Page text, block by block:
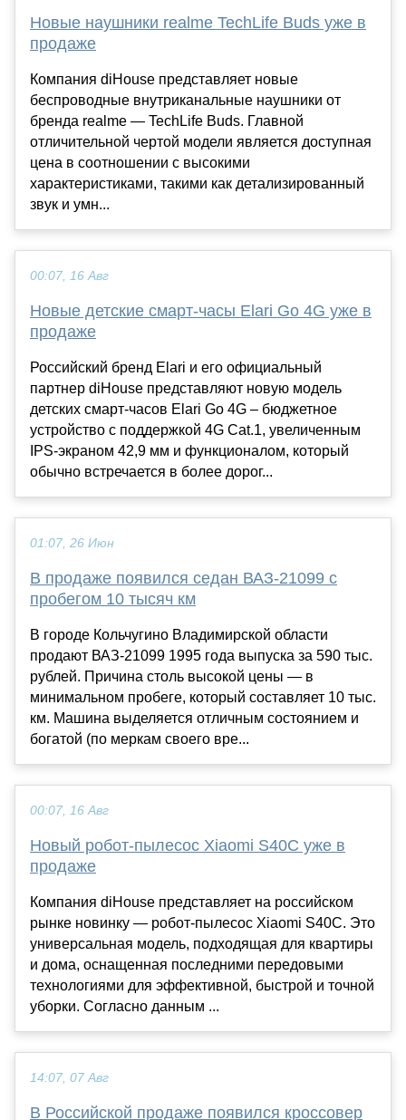
Новые наушники realme TechLife Buds уже в
продаже
Компания diHouse представляет новые
беспроводные внутриканальные наушники от
бренда realme — TechLife Buds. Главной
отличительной чертой модели является доступная
цена в соотношении с высокими
характеристиками, такими как детализированный
звук и умн...
00:07, 16 Авг
Новые детские смарт-часы Elari Go 4G уже в
продаже
Российский бренд Elari и его официальный
партнер diHouse представляют новую модель
детских смарт-часов Elari Go 4G – бюджетное
устройство с поддержкой 4G Cat.1, увеличенным
IPS-экраном 42,9 мм и функционалом, который
обычно встречается в более дорог...
01:07, 26 Июн
В продаже появился седан ВАЗ-21099 с
пробегом 10 тысяч км
В городе Кольчугино Владимирской области
продают ВАЗ-21099 1995 года выпуска за 590 тыс.
рублей. Причина столь высокой цены — в
минимальном пробеге, который составляет 10 тыс.
км. Машина выделяется отличным состоянием и
богатой (по меркам своего вре...
00:07, 16 Авг
Новый робот-пылесос Xiaomi S40C уже в
продаже
Компания diHouse представляет на российском
рынке новинку — робот-пылесос Xiaomi S40C. Это
универсальная модель, подходящая для квартиры
и дома, оснащенная последними передовыми
технологиями для эффективной, быстрой и точной
уборки. Согласно данным ...
14:07, 07 Авг
В Российской продаже появился кроссовер